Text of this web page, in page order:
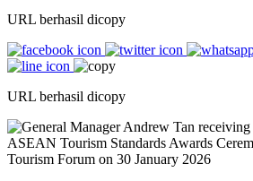
URL berhasil dicopy
URL berhasil dicopy